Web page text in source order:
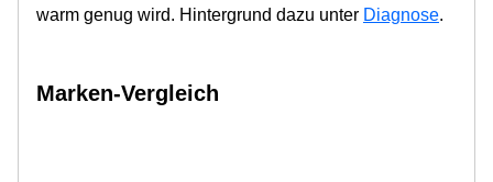
warm genug wird. Hintergrund dazu unter Diagnose.
Marken-Vergleich